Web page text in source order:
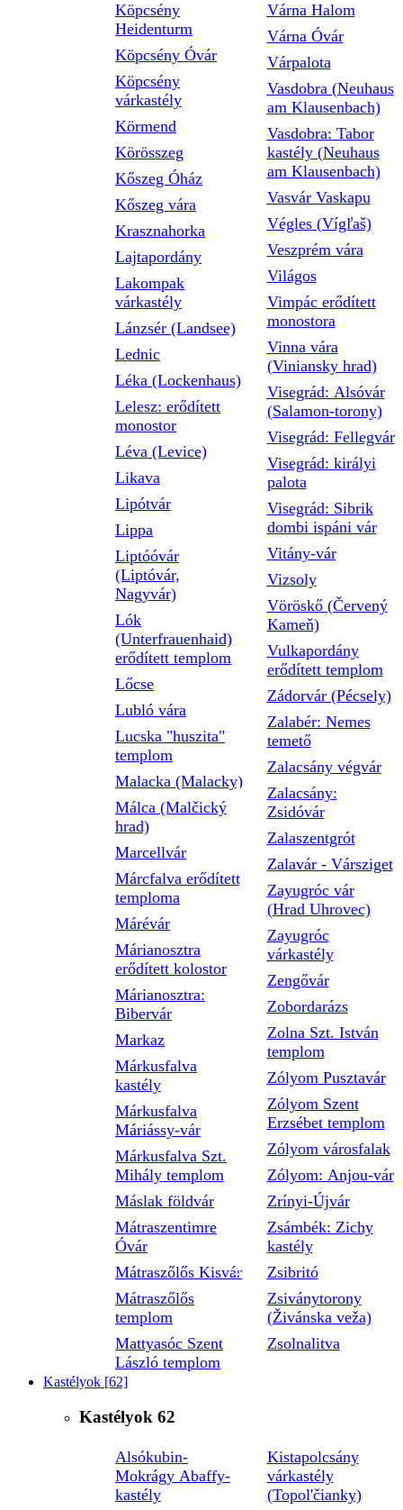
Köpcsény
Heidenturm
Köpcsény Óvár
Köpcsény
várkastély
Körmend
Körösszeg
Kőszeg Óház
Kőszeg vára
Krasznahorka
Lajtapordány
Lakompak
várkastély
Lánzsér (Landsee)
Lednic
Léka (Lockenhaus)
Lelesz: erődített
monostor
Léva (Levice)
Likava
Lipótvár
Lippa
Liptóóvár
(Liptóvár,
Nagyvár)
Lók
(Unterfrauenhaid)
erődített templom
Lőcse
Lubló vára
Lucska "huszita"
templom
Malacka (Malacky)
Málca (Malčický
hrad)
Marcellvár
Márcfalva erődített
temploma
Márévár
Márianosztra
erődített kolostor
Márianosztra:
Bibervár
Markaz
Márkusfalva
kastély
Márkusfalva
Máriássy-vár
Márkusfalva Szt.
Mihály templom
Máslak földvár
Mátraszentimre
Óvár
Mátraszőlős Kisvár
Mátraszőlős
templom
Mattyasóc Szent
László templom
Várna Halom
Várna Óvár
Várpalota
Vasdobra (Neuhaus
am Klausenbach)
Vasdobra: Tabor
kastély (Neuhaus
am Klausenbach)
Vasvár Vaskapu
Végles (Vígľaš)
Veszprém vára
Világos
Vimpác erődített
monostora
Vinna vára
(Viniansky hrad)
Visegrád: Alsóvár
(Salamon-torony)
Visegrád: Fellegvár
Visegrád: királyi
palota
Visegrád: Sibrik
dombi ispáni vár
Vitány-vár
Vizsoly
Vöröskő (Červený
Kameň)
Vulkapordány
erődített templom
Zádorvár (Pécsely)
Zalabér: Nemes
temető
Zalacsány végvár
Zalacsány:
Zsidóvár
Zalaszentgrót
Zalavár - Vársziget
Zayugróc vár
(Hrad Uhrovec)
Zayugróc
várkastély
Zengővár
Zobordarázs
Zolna Szt. István
templom
Zólyom Pusztavár
Zólyom Szent
Erzsébet templom
Zólyom városfalak
Zólyom: Anjou-vár
Zrínyi-Újvár
Zsámbék: Zichy
kastély
Zsibritó
Zsiványtorony
(Živánska veža)
Zsolnalitva
Kastélyok [62]
Kastélyok 62
Alsókubin-
Mokrágy Abaffy-
kastély
Kistapolcsány
várkastély
(Topol'čianky)